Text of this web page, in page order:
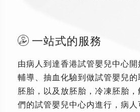
一站式的服務
由病人到達香港試管嬰兒中心開
輔導、抽血化驗到做試管嬰兒
胚胎，以及放胚胎，冷凍胚胎
們的試管嬰兒中心内進行，病